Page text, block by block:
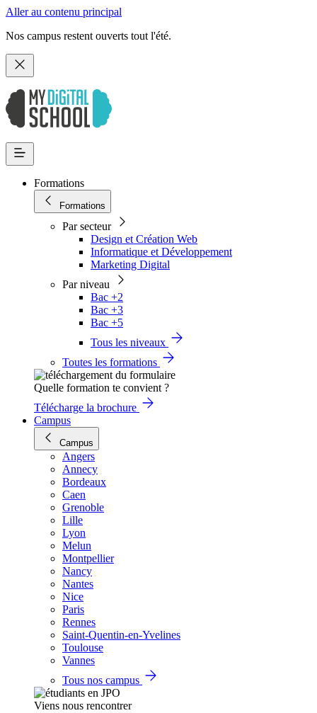
Aller au contenu principal
Nos campus restent ouverts tout l'été.
Formations
Formations
Par secteur
Design et Création Web
Informatique et Développement
Marketing Digital
Par niveau
Bac +2
Bac +3
Bac +5
Tous les niveaux
Toutes les formations
Quelle formation te convient ?
Télécharge la brochure
Campus
Campus
Angers
Annecy
Bordeaux
Caen
Grenoble
Lille
Lyon
Melun
Montpellier
Nancy
Nantes
Nice
Paris
Rennes
Saint-Quentin-en-Yvelines
Toulouse
Vannes
Tous nos campus
Viens nous rencontrer